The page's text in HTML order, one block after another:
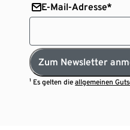
E-Mail-Adresse*
Zum Newsletter
¹ Es gelten dieallgemeinen